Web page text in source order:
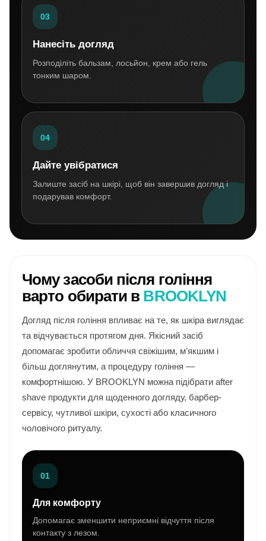
03
Нанесіть догляд
Розподіліть бальзам, лосьйон, крем або гель
тонким шаром.
04
Дайте увібратися
Залиште засіб на шкірі, щоб він завершив догляд і
подарував комфорт.
Чому засоби після гоління
варто обирати в BROOKLYN
Догляд після гоління впливає на те, як шкіра виглядає
та відчувається протягом дня. Якісний засіб
допомагає зробити обличчя свіжішим, м’якшим і
більш доглянутим, а процедуру гоління —
комфортнішою. У BROOKLYN можна підібрати after
shave продукти для щоденного догляду, барбер-
сервісу, чутливої шкіри, сухості або класичного
чоловічого ритуалу.
01
Для комфорту
Допомагає зменшити неприємні відчуття після
контакту з лезом.